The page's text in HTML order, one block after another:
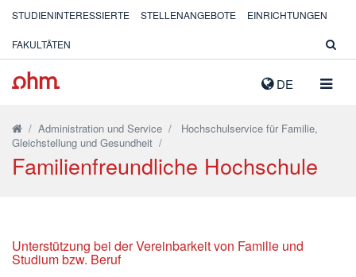
DE
STUDIENINTERESSIERTE STELLENANGEBOTE EINRICHTUNGEN
FAKULTÄTEN
/ Administration und Service / Hochschulservice für Familie,
Gleichstellung und Gesundheit /
Familienfreundliche Hochschule
Unterstützung bei der Vereinbarkeit von Familie und
Studium bzw. Beruf